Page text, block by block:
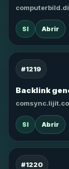
SI Abrir
#1219
Backlink
SI Abrir
#1220